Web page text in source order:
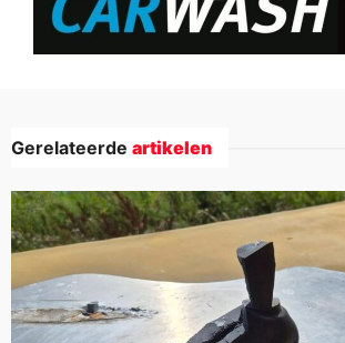
Gerelateerde artikelen